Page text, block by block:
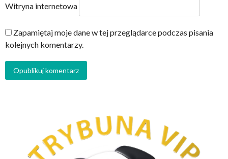
Witryna internetowa
Zapamiętaj moje dane w tej przeglądarce podczas pisania
kolejnych komentarzy.